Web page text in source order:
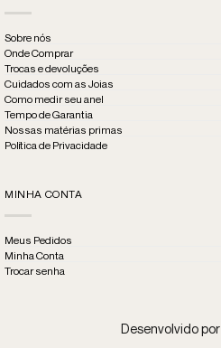
Sobre nós
Onde Comprar
Trocas e devoluções
Cuidados com as Joias
Como medir seu anel
Tempo de Garantia
Nossas matérias primas
Política de Privacidade
MINHA CONTA
Meus Pedidos
Minha Conta
Trocar senha
Desenvolvido por